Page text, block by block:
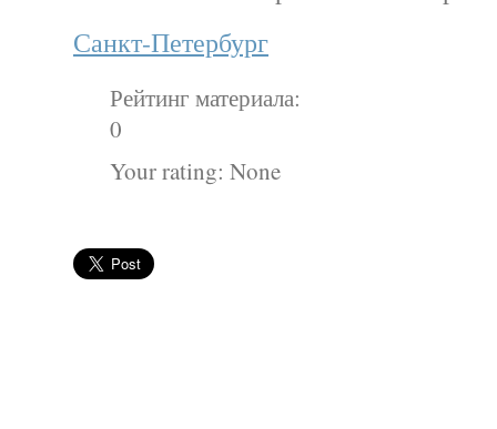
Санкт-Петербург
Рейтинг материала:
0
Your rating: None